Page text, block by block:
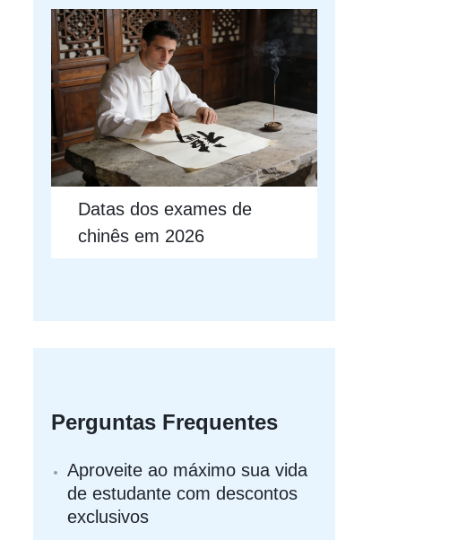
Datas dos exames de
chinês em 2026
Perguntas Frequentes
Aproveite ao máximo sua vida
de estudante com descontos
exclusivos